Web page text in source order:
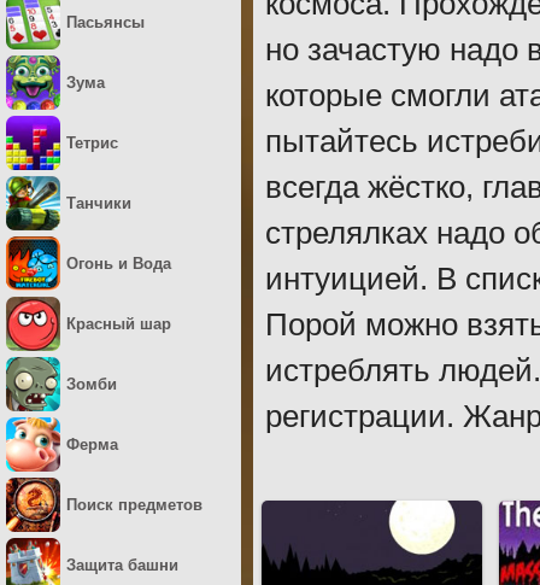
но зачастую надо
которые смогли
пытайтесь
всегда жёстко,
стрелялках надо
интуицией. В
Порой можно
истреблять
регистрации.
Пасьянсы
Зума
Тетрис
Танчики
Огонь и Вода
Красный шар
Зомби
Ферма
Поиск предметов
Защита башни